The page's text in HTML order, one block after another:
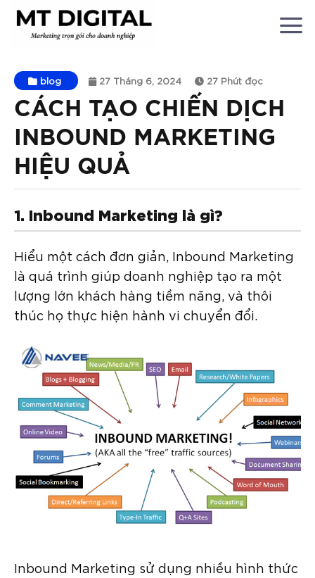
Chuyển
đến
blog 27 Tháng 6, 2024 27 Phút đọc
CÁCH TẠO CHIẾN DỊCH
INBOUND MARKETING
HIỆU QUẢ
1. Inbound Marketing là gì?
Hiểu một cách đơn giản, Inbound Marketing
là quá trình giúp doanh nghiệp tạo ra một
lượng lớn khách hàng tiềm năng, và thôi
thúc họ thực hiện hành vi chuyển đổi.
Inbound Marketing sử dụng nhiều hình thức